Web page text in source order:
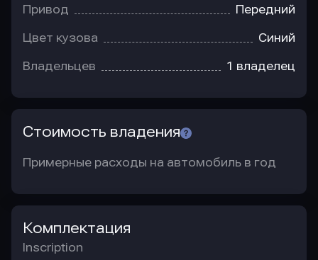
Привод Передний
Цвет кузова Синий
Владельцев 1 владелец
Стоимость владения
Примерные расходы на автомобиль в год
Комплектация
Inscription